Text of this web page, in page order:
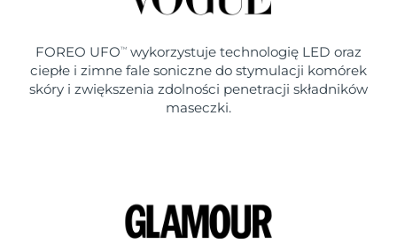
FOREO UFO TM
wykorzystuje technologię LED oraz
ciepłe i zimne fale soniczne do stymulacji komórek
skóry i zwiększenia zdolności penetracji składników
maseczki.